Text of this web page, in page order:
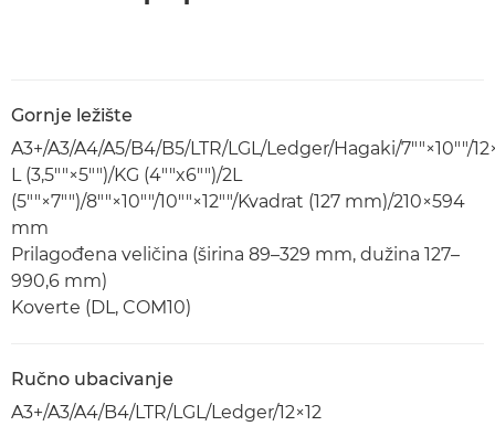
Gornje ležište
A3+/A3/A4/A5/B4/B5/LTR/LGL/Ledger/Hagaki/7""×10""/
L (3,5""×5"")/KG (4""x6"")/2L
(5""×7"")/8""×10""/10""×12""/Kvadrat (127 mm)/210×594
mm
Prilagođena veličina (širina 89–329 mm, dužina 127–
990,6 mm)
Koverte (DL, COM10)
Ručno ubacivanje
A3+/A3/A4/B4/LTR/LGL/Ledger/12×12